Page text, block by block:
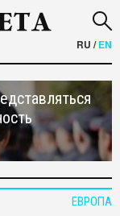
RU /EN
ЕВРОПА